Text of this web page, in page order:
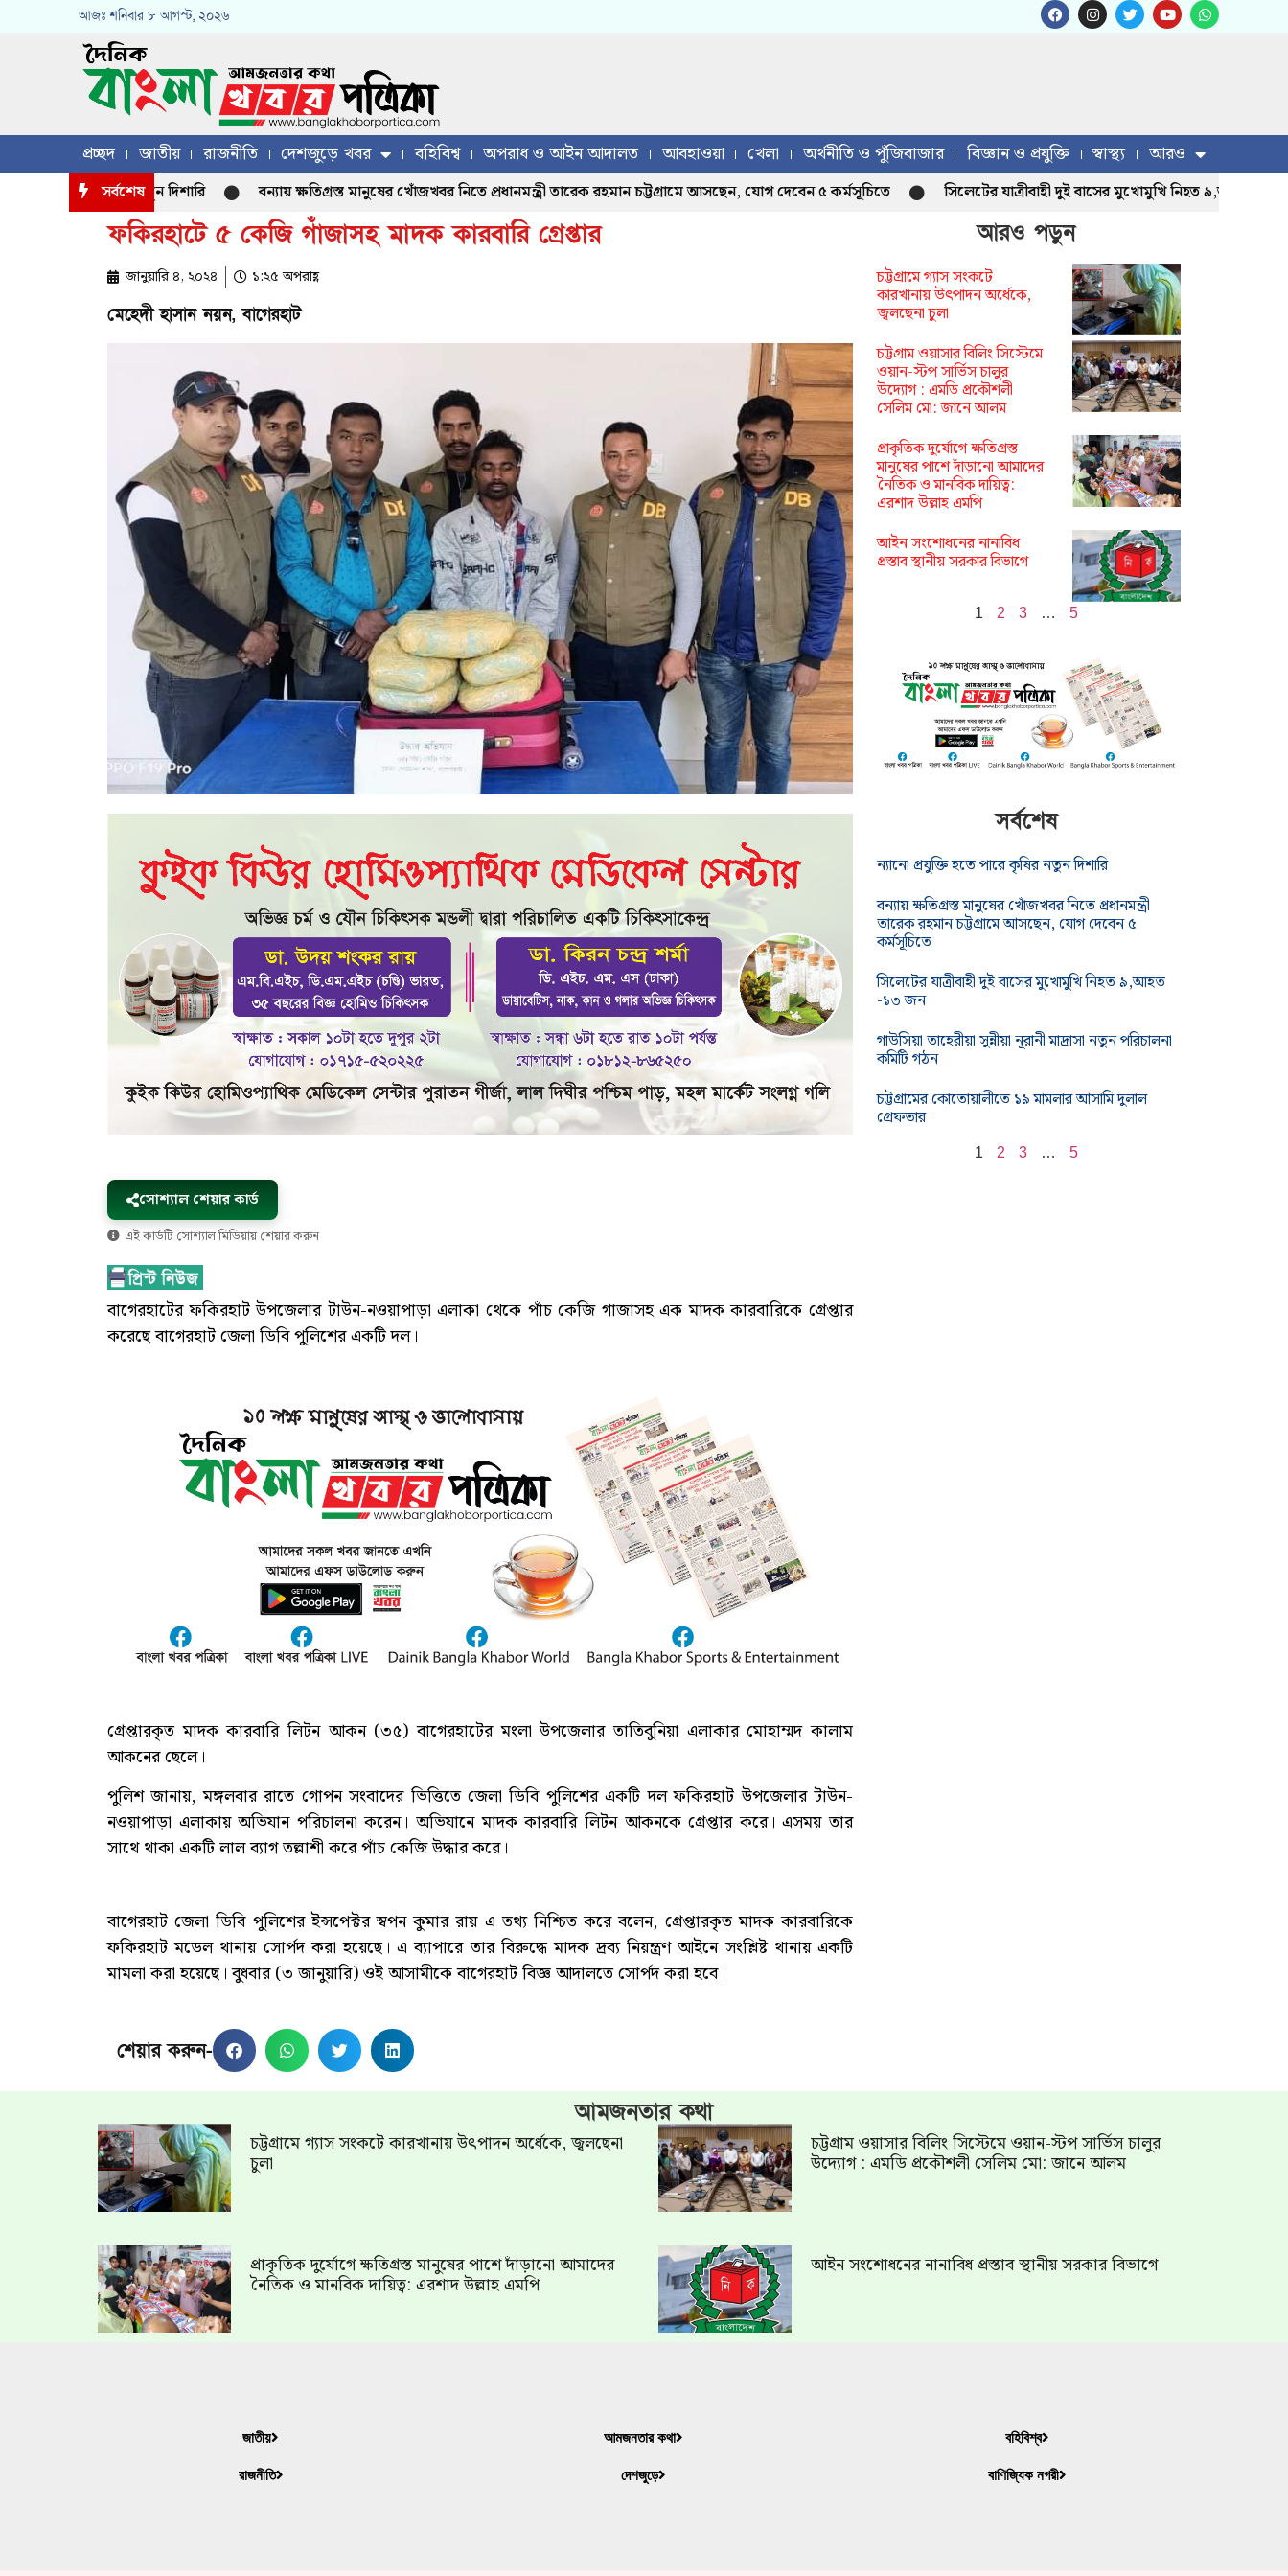
আজঃশনিবার ৮ আগস্ট, ২০২৬
প্রচ্ছদ জাতীয় রাজনীতি দেশজুড়ে খবর বহিবিশ্ব অপরাধ ও আইন আদালত আবহাওয়া খেলা অর্থনীতি ও পুঁজিবাজার বিজ্ঞান ও প্রযুক্তি স্বাস্থ্য আরও
সর্বশেষ
হতে পারে কৃষির নতুন দিশারি বন্যায় ক্ষতিগ্রস্ত মানুষের খোঁজখবর নিতে প্রধানমন্ত্রী তারেক রহমান চট্টগ্রামে আসছেন, যোগ দেবেন ৫ কর্মসূচিতে সিলেটের যাত্রীবাহী দুই বাসের মুখোমুখি নিহত ৯,আহত -১৩ জন
ফকিরহাটে ৫ কেজি গাঁজাসহ মাদক কারবারি গ্রেপ্তার
জানুয়ারি ৪, ২০২৪ ১:২৫ অপরাহ্ণ
মেহেদী হাসান নয়ন, বাগেরহাট
সোশ্যাল শেয়ার কার্ড
এই কার্ডটি সোশ্যাল মিডিয়ায় শেয়ার করুন
বাগেরহাটের ফকিরহাট উপজেলার টাউন-নওয়াপাড়া এলাকা থেকে পাঁচ কেজি গাজাসহ এক মাদক কারবারিকে গ্রেপ্তার
করেছে বাগেরহাট জেলা ডিবি পুলিশের একটি দল।
গ্রেপ্তারকৃত মাদক কারবারি লিটন আকন (৩৫) বাগেরহাটের মংলা উপজেলার তাতিবুনিয়া এলাকার মোহাম্মদ কালাম
আকনের ছেলে।
পুলিশ জানায়, মঙ্গলবার রাতে গোপন সংবাদের ভিত্তিতে জেলা ডিবি পুলিশের একটি দল ফকিরহাট উপজেলার টাউন-
নওয়াপাড়া এলাকায় অভিযান পরিচালনা করেন। অভিযানে মাদক কারবারি লিটন আকনকে গ্রেপ্তার করে। এসময় তার
সাথে থাকা একটি লাল ব্যাগ তল্লাশী করে পাঁচ কেজি উদ্ধার করে।
বাগেরহাট জেলা ডিবি পুলিশের ইন্সপেক্টর স্বপন কুমার রায় এ তথ্য নিশ্চিত করে বলেন, গ্রেপ্তারকৃত মাদক কারবারিকে
ফকিরহাট মডেল থানায় সোর্পদ করা হয়েছে। এ ব্যাপারে তার বিরুদ্ধে মাদক দ্রব্য নিয়ন্ত্রণ আইনে সংশ্লিষ্ট থানায় একটি
মামলা করা হয়েছে। বুধবার (৩ জানুয়ারি) ওই আসামীকে বাগেরহাট বিজ্ঞ আদালতে সোর্পদ করা হবে।
শেয়ার করুন-
আরও পড়ুন
চট্টগ্রামে গ্যাস সংকটে
কারখানায় উৎপাদন অর্ধেকে,
জ্বলছেনা চুলা
চট্টগ্রাম ওয়াসার বিলিং সিস্টেমে
ওয়ান-স্টপ সার্ভিস চালুর
উদ্যোগ : এমডি প্রকৌশলী
সেলিম মো: জানে আলম
প্রাকৃতিক দুর্যোগে ক্ষতিগ্রস্ত
মানুষের পাশে দাঁড়ানো আমাদের
নৈতিক ও মানবিক দায়িত্ব:
এরশাদ উল্লাহ এমপি
আইন সংশোধনের নানাবিধ
প্রস্তাব স্থানীয় সরকার বিভাগে
1 2 3 … 5
সর্বশেষ
ন্যানো প্রযুক্তি হতে পারে কৃষির নতুন দিশারি
বন্যায় ক্ষতিগ্রস্ত মানুষের খোঁজখবর নিতে প্রধানমন্ত্রী
তারেক রহমান চট্টগ্রামে আসছেন, যোগ দেবেন ৫
কর্মসূচিতে
সিলেটের যাত্রীবাহী দুই বাসের মুখোমুখি নিহত ৯,আহত
-১৩ জন
গাউসিয়া তাহেরীয়া সুন্নীয়া নূরানী মাদ্রাসা নতুন পরিচালনা
কমিটি গঠন
চট্টগ্রামের কোতোয়ালীতে ১৯ মামলার আসামি দুলাল
গ্রেফতার
1 2 3 … 5
আমজনতার কথা
চট্টগ্রামে গ্যাস সংকটে কারখানায় উৎপাদন অর্ধেকে, জ্বলছেনা
চুলা
চট্টগ্রাম ওয়াসার বিলিং সিস্টেমে ওয়ান-স্টপ সার্ভিস চালুর
উদ্যোগ : এমডি প্রকৌশলী সেলিম মো: জানে আলম
প্রাকৃতিক দুর্যোগে ক্ষতিগ্রস্ত মানুষের পাশে দাঁড়ানো আমাদের
নৈতিক ও মানবিক দায়িত্ব: এরশাদ উল্লাহ এমপি
আইন সংশোধনের নানাবিধ প্রস্তাব স্থানীয় সরকার বিভাগে
জাতীয়
রাজনীতি
আমজনতার কথা
দেশজুড়ে
বহিবিশ্ব
বাণিজ্যিক নগরী